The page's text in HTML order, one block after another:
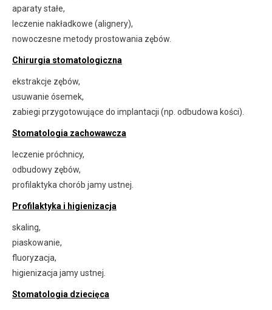
aparaty stałe,
leczenie nakładkowe (alignery),
nowoczesne metody prostowania zębów.
Chirurgia stomatologiczna
ekstrakcje zębów,
usuwanie ósemek,
zabiegi przygotowujące do implantacji (np. odbudowa kości).
Stomatologia zachowawcza
leczenie próchnicy,
odbudowy zębów,
profilaktyka chorób jamy ustnej.
Profilaktyka i higienizacja
skaling,
piaskowanie,
fluoryzacja,
higienizacja jamy ustnej.
Stomatologia dziecięca